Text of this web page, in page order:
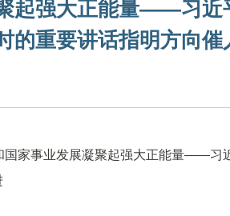
起强大正能量——习近
的重要讲话指明方向催
家事业发展凝聚起强大正能量——习